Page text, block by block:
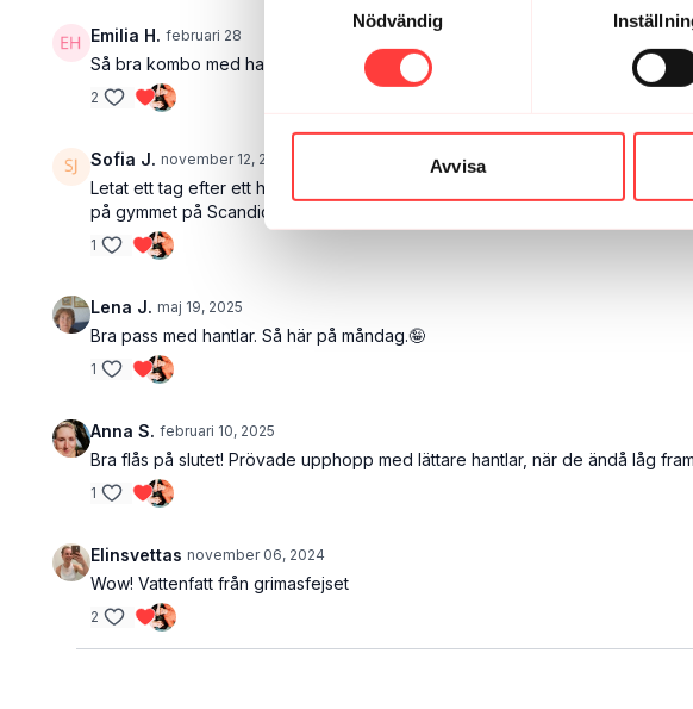
Nödvändig
Avvisa
Emilia H. februari 28
Så bra kombo med hantlar och flås, känns ju lätt att riva av det på slutet när
2
Sofia J. november 12, 2025
Letat ett tag efter ett hantelpass hos er som jag kan köra på gymmet,
på gymmet på Scandic i Falun. Är på konferens ett par dagar i Lugnetkyrkan :)
1
Lena J. maj 19, 2025
Bra pass med hantlar. Så här på måndag.🤪
1
Anna S. februari 10, 2025
Bra flås på slutet! Prövade upphopp med lättare hantlar, när de ändå låg
1
Elinsvettas november 06, 2024
Wow! Vattenfatt från grimasfejset
2